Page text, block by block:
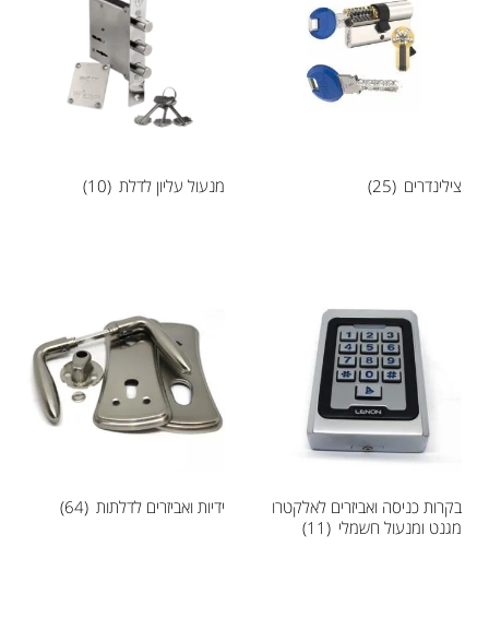
צילינדרים (25) מנעול עליון לדלת (10)
בקרות כניסה ואביזרים לאלקטרו
מגנט ומנעול חשמלי (11)
ידיות ואביזרים לדלתות (64)